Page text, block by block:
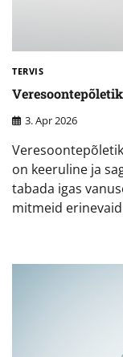
TERVIS
3. Apr 2026
on keeruline ja
tabada igas
mitmeid